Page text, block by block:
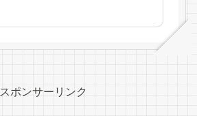
スポンサーリンク